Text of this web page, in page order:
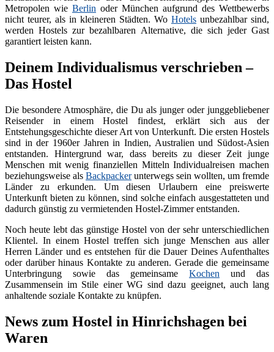
Metropolen wie Berlin oder München aufgrund des Wettbewerbs
nicht teurer, als in kleineren Städten. Wo Hotels unbezahlbar sind,
werden Hostels zur bezahlbaren Alternative, die sich jeder Gast
garantiert leisten kann.
Deinem Individualismus verschrieben –
Das Hostel
Die besondere Atmosphäre, die Du als junger oder junggebliebener
Reisender in einem Hostel findest, erklärt sich aus der
Entstehungsgeschichte dieser Art von Unterkunft. Die ersten Hostels
sind in der 1960er Jahren in Indien, Australien und Südost-Asien
entstanden. Hintergrund war, dass bereits zu dieser Zeit junge
Menschen mit wenig finanziellen Mitteln Individualreisen machen
beziehungsweise als Backpackerunterwegs sein wollten, um fremde
Länder zu erkunden. Um diesen Urlaubern eine preiswerte
Unterkunft bieten zu können, sind solche einfach ausgestatteten und
dadurch günstig zu vermietenden Hostel-Zimmer entstanden.
Noch heute lebt das günstige Hostel von der sehr unterschiedlichen
Klientel. In einem Hostel treffen sich junge Menschen aus aller
Herren Länder und es entstehen für die Dauer Deines Aufenthaltes
oder darüber hinaus Kontakte zu anderen. Gerade die gemeinsame
Unterbringung sowie das gemeinsame Kochen und das
Zusammensein im Stile einer WG sind dazu geeignet, auch lang
anhaltende soziale Kontakte zu knüpfen.
News zum Hostel in Hinrichshagen bei
Waren